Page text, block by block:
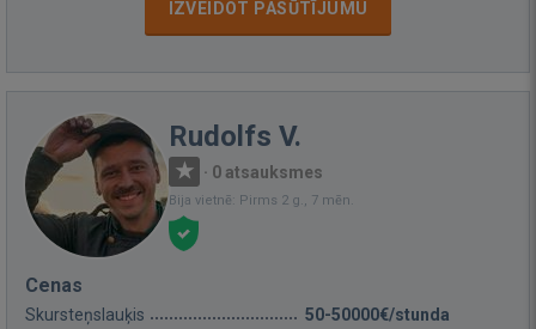
IZVEIDOT PASŪTĪJUMU
Rudolfs V.
· 0 atsauksmes
Bija vietnē: Pirms 2 g., 7 mēn.
Cenas
Skursteņslauķis 50-50000€/stunda